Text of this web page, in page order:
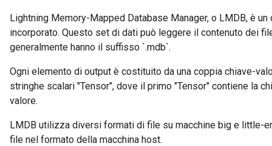
Lightning Memory-Mapped Database Manager, o LMDB, è
incorporato. Questo set di dati può leggere il contenuto dei
generalmente hanno il suffisso `.mdb`.
Ogni elemento di output è costituito da una coppia chiave-
stringhe scalari "Tensor", dove il primo "Tensor" contiene la
valore.
LMDB utilizza diversi formati di file su macchine big e little-
file nel formato della macchina host.